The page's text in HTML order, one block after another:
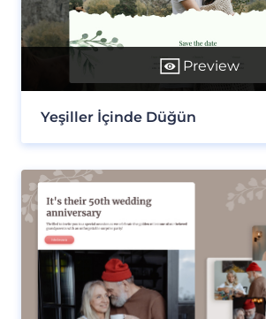
Preview
Yeşiller İçinde Düğün